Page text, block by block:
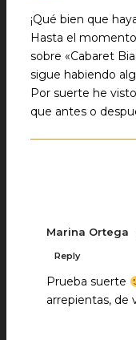
¡Qué bien que
Hasta el
sobre «Cabaret
sigue habiendo
Por suerte he
que antes o
Marina Ortega
Reply
Prueba suerte
arrepientas, de